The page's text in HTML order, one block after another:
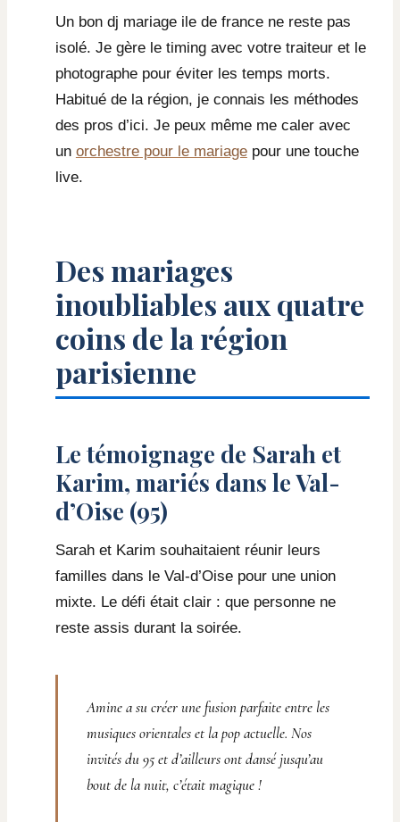
Un bon dj mariage ile de france ne reste pas
isolé. Je gère le timing avec votre traiteur et le
photographe pour éviter les temps morts.
Habitué de la région, je connais les méthodes
des pros d’ici. Je peux même me caler avec
un orchestre pour le mariagepour une touche
live.
Des mariages
inoubliables aux quatre
coins de la région
parisienne
Le témoignage de Sarah et
Karim, mariés dans le Val-
d’Oise (95)
Sarah et Karim souhaitaient réunir leurs
familles dans le Val-d’Oise pour une union
mixte. Le défi était clair : que personne ne
reste assis durant la soirée.
Amine a su créer une fusion parfaite entre les
musiques orientales et la pop actuelle. Nos
invités du 95 et d’ailleurs ont dansé jusqu’au
bout de la nuit, c’était magique !